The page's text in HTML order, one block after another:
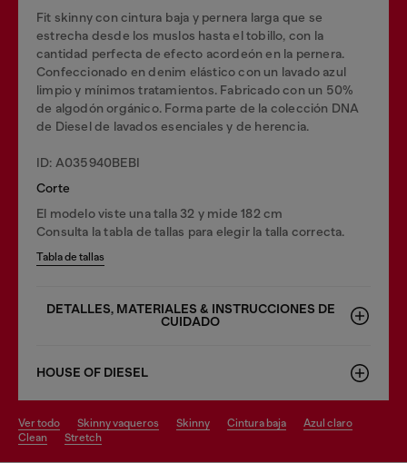
Fit skinny con cintura baja y pernera larga que se
estrecha desde los muslos hasta el tobillo, con la
cantidad perfecta de efecto acordeón en la pernera.
Confeccionado en denim elástico con un lavado azul
limpio y mínimos tratamientos. Fabricado con un 50%
de algodón orgánico. Forma parte de la colección DNA
de Diesel de lavados esenciales y de herencia.
ID: A035940BEBI
Corte
El modelo viste una talla 32 y mide 182 cm
Consulta la tabla de tallas para elegir la talla correcta.
Tabla de tallas
DETALLES, MATERIALES & INSTRUCCIONES DE
CUIDADO
HOUSE OF DIESEL
ver todo skinny vaqueros skinny cintura baja
azul claro
clean
stretch